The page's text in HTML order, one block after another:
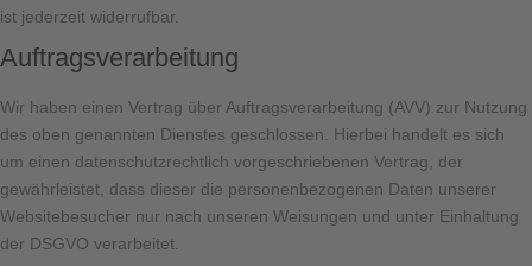
ist jederzeit widerrufbar.
Auftragsverarbeitung
Wir haben einen Vertrag über Auftragsverarbeitung (AVV) zur Nutzung
des oben genannten Dienstes geschlossen. Hierbei handelt es sich
um einen datenschutzrechtlich vorgeschriebenen Vertrag, der
gewährleistet, dass dieser die personenbezogenen Daten unserer
Websitebesucher nur nach unseren Weisungen und unter Einhaltung
der DSGVO verarbeitet.